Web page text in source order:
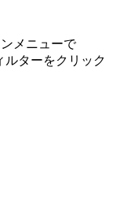
メニューで
ルターをクリック